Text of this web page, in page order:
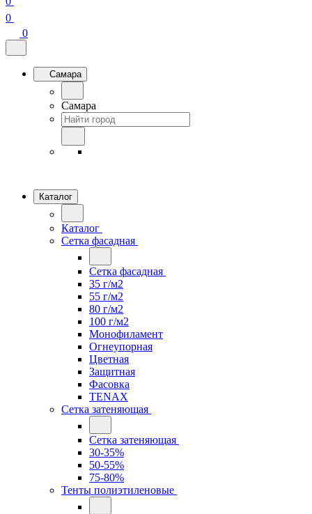
0
0
Самара
Самара
Каталог
Каталог
Сетка фасадная
Сетка фасадная
35 г/м2
55 г/м2
80 г/м2
100 г/м2
Монофиламент
Огнеупорная
Цветная
Защитная
Фасовка
TENAX
Сетка затеняющая
Сетка затеняющая
30-35%
50-55%
75-80%
Тенты полиэтиленовые